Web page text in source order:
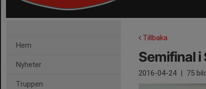
Hem
Nyheter
Truppen
Tillbaka
Semifinal
2016-04-24 | 75